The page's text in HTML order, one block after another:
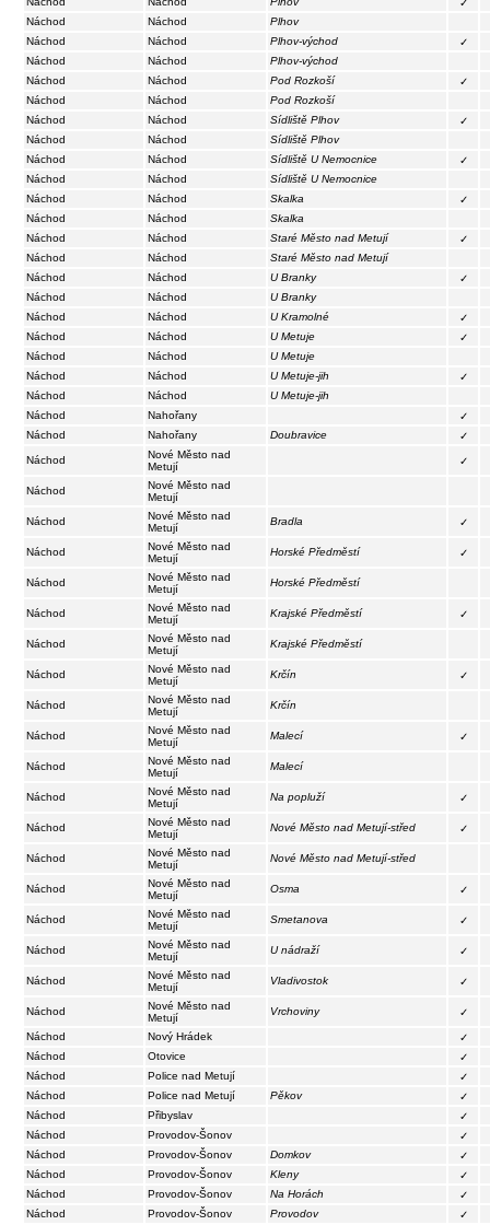
Náchod
Náchod
Plhov
Náchod
Náchod Plhov-východ
✓
Náchod
Náchod
Plhov-východ
Náchod
Náchod Pod Rozkoší
✓
Náchod
Náchod
Pod Rozkoší
Náchod
Náchod Sídliště Plhov
✓
Náchod
Náchod
Sídliště Plhov
Náchod
Náchod Sídliště U Nemocnice
✓
Náchod
Náchod
Sídliště U Nemocnice
Náchod
Náchod Skalka
✓
Náchod
Náchod
Skalka
Náchod
Náchod Staré Město nad Metují
✓
Náchod
Náchod
Staré Město nad Metují
Náchod
Náchod U Branky
✓
Náchod
Náchod
U Branky
Náchod
Náchod U Kramolné
✓
Náchod
Náchod U Metuje
✓
Náchod
Náchod
U Metuje
Náchod
Náchod U Metuje-jih
✓
Náchod
Náchod
U Metuje-jih
Náchod
Nahořany
✓
Náchod
Nahořany Doubravice
✓
Náchod
Nové Město nad
Metují
✓
Náchod
Nové Město nad
Metují
Náchod
Nové Město nad
Metují
Bradla ✓
Náchod
Nové Město nad
Metují
Horské Předměstí ✓
Náchod
Nové Město nad
Metují
Horské Předměstí
Náchod
Nové Město nad
Metují
Krajské Předměstí ✓
Náchod
Nové Město nad
Metují
Krajské Předměstí
Náchod
Nové Město nad
Metují
Krčín ✓
Náchod
Nové Město nad
Metují
Krčín
Náchod
Nové Město nad
Metují
Malecí ✓
Náchod
Nové Město nad
Metují
Malecí
Náchod
Nové Město nad
Metují
Na popluží ✓
Náchod
Nové Město nad
Metují
Nové Město nad Metují-střed ✓
Náchod
Nové Město nad
Metují
Nové Město nad Metují-střed
Náchod
Nové Město nad
Metují
Osma ✓
Náchod
Nové Město nad
Metují
Smetanova ✓
Náchod
Nové Město nad
Metují
U nádraží ✓
Náchod
Nové Město nad
Metují
Vladivostok ✓
Náchod
Nové Město nad
Metují
Vrchoviny
✓
Náchod
Nový Hrádek
✓
Náchod
Otovice
✓
Náchod
Police nad Metují
✓
Náchod
Police nad Metují Pěkov
✓
Náchod
Přibyslav
✓
Náchod
Provodov-Šonov
✓
Náchod
Provodov-Šonov Domkov
✓
Náchod
Provodov-Šonov Kleny
✓
Náchod
Provodov-Šonov Na Horách
✓
Náchod
Provodov-Šonov Provodov
✓